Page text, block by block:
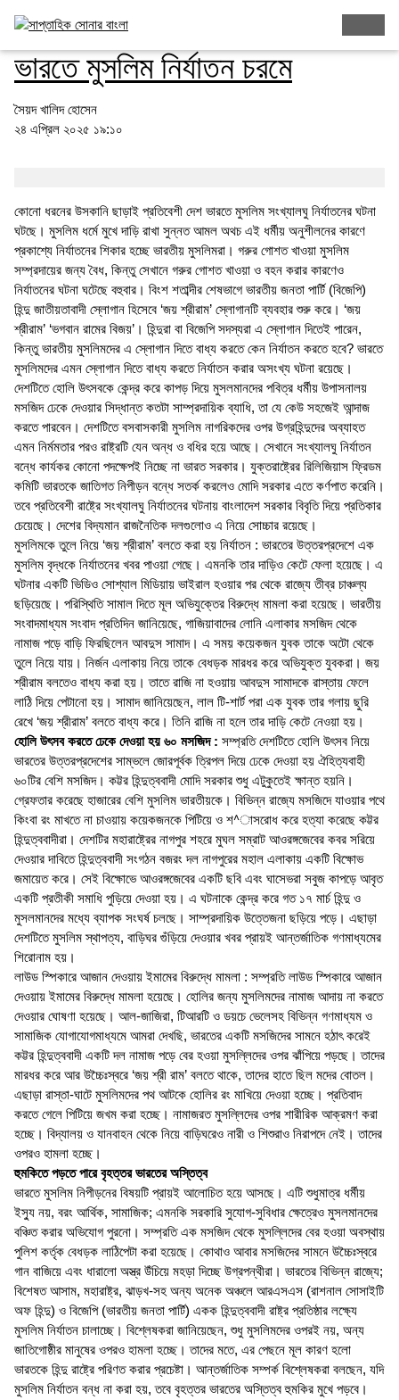
ঠুনকো অজুহাতে সংখ্যালঘু নির্মম নিপীড়ন
ভারতে মুসলিম নির্যাতন চরমে
সৈয়দ খালিদ হোসেন
২৪ এপ্রিল ২০২৫ ১৯:১০
কোনো ধরনের উসকানি ছাড়াই প্রতিবেশী দেশ ভারতে মুসলিম সংখ্যালঘু নির্যাতনের ঘটনা
ঘটছে। মুসলিম ধর্মে মুখে দাড়ি রাখা সুন্নত আমল অথচ এই ধর্মীয় অনুশীলনের কারণে
প্রকাশ্যে নির্যাতনের শিকার হচ্ছে ভারতীয় মুসলিমরা। গরুর গোশত খাওয়া মুসলিম
সম্প্রদায়ের জন্য বৈধ, কিন্তু সেখানে গরুর গোশত খাওয়া ও বহন করার কারণেও
নির্যাতনের ঘটনা ঘটেছে বহুবার। বিংশ শতাব্দীর শেষভাগে ভারতীয় জনতা পার্টি (বিজেপি)
হিন্দু জাতীয়তাবাদী স্লোগান হিসেবে ‘জয় শ্রীরাম’ স্লোগানটি ব্যবহার শুরু করে। ‘জয়
শ্রীরাম’ ‘ভগবান রামের বিজয়’। হিন্দুরা বা বিজেপি সদস্যরা এ স্লোগান দিতেই পারেন,
কিন্তু ভারতীয় মুসলিমদের এ স্লোগান দিতে বাধ্য করতে কেন নির্যাতন করতে হবে? ভারতে
মুসলিমদের এমন স্লোগান দিতে বাধ্য করতে নির্যাতন করার অসংখ্য ঘটনা রয়েছে।
দেশটিতে হোলি উৎসবকে কেন্দ্র করে কাপড় দিয়ে মুসলমানদের পবিত্র ধর্মীয় উপাসনালয়
মসজিদ ঢেকে দেওয়ার সিদ্ধান্ত কতটা সাম্প্রদায়িক ব্যাধি, তা যে কেউ সহজেই আন্দাজ
করতে পারবেন। দেশটিতে বসবাসকারী মুসলিম নাগরিকদের ওপর উগ্রহিন্দুদের অব্যাহত
এমন নির্মমতার পরও রাষ্ট্রটি যেন অন্ধ ও বধির হয়ে আছে। সেখানে সংখ্যালঘু নির্যাতন
বন্ধে কার্যকর কোনো পদক্ষেপই নিচ্ছে না ভারত সরকার। যুক্তরাষ্ট্রের রিলিজিয়াস ফ্রিডম
কমিটি ভারতকে জাতিগত নিপীড়ন বন্ধে সতর্ক করলেও মোদি সরকার এতে কর্ণপাত করেনি।
তবে প্রতিবেশী রাষ্ট্রে সংখ্যালঘু নির্যাতনের ঘটনায় বাংলাদেশ সরকার বিবৃতি দিয়ে প্রতিকার
চেয়েছে। দেশের বিদ্যমান রাজনৈতিক দলগুলোও এ নিয়ে সোচ্চার রয়েছে।
মুসলিমকে তুলে নিয়ে ‘জয় শ্রীরাম’ বলতে করা হয় নির্যাতন : ভারতের উত্তরপ্রদেশে এক
মুসলিম বৃদ্ধকে নির্যাতনের খবর পাওয়া গেছে। এমনকি তার দাড়িও কেটে ফেলা হয়েছে। এ
ঘটনার একটি ভিডিও সোশ্যাল মিডিয়ায় ভাইরাল হওয়ার পর থেকে রাজ্যে তীব্র চাঞ্চল্য
ছড়িয়েছে। পরিস্থিতি সামাল দিতে মূল অভিযুক্তের বিরুদ্ধে মামলা করা হয়েছে। ভারতীয়
সংবাদমাধ্যম সংবাদ প্রতিদিন জানিয়েছে, গাজিয়াবাদের লোনি এলাকার মসজিদ থেকে
নামাজ পড়ে বাড়ি ফিরছিলেন আবদুস সামাদ। এ সময় কয়েকজন যুবক তাকে অটো থেকে
তুলে নিয়ে যায়। নির্জন এলাকায় নিয়ে তাকে বেধড়ক মারধর করে অভিযুক্ত যুবকরা। জয়
শ্রীরাম বলতেও বাধ্য করা হয়। তাতে রাজি না হওয়ায় আবদুস সামাদকে রাস্তায় ফেলে
লাঠি দিয়ে পেটানো হয়। সামাদ জানিয়েছেন, লাল টি-শার্ট পরা এক যুবক তার গলায় ছুরি
রেখে ‘জয় শ্রীরাম’ বলতে বাধ্য করে। তিনি রাজি না হলে তার দাড়ি কেটে নেওয়া হয়।
হোলি উৎসব করতে ঢেকে দেওয়া হয় ৬০ মসজিদ : সম্প্রতি দেশটিতে হোলি উৎসব নিয়ে
ভারতের উত্তরপ্রদেশের সাম্ভলে জোরপূর্বক ত্রিপল দিয়ে ঢেকে দেওয়া হয় ঐহিত্যবাহী
৬০টির বেশি মসজিদ। কট্টর হিন্দুত্ববাদী মোদি সরকার শুধু এটুকুতেই ক্ষান্ত হয়নি।
গ্রেফতার করেছে হাজারের বেশি মুসলিম ভারতীয়কে। বিভিন্ন রাজ্যে মসজিদে যাওয়ার পথে
কিংবা রং মাখতে না চাওয়ায় কয়েকজনকে পিটিয়ে ও শ^াসরোধ করে হত্যা করেছে কট্টর
হিন্দুত্ববাদীরা। দেশটির মহারাষ্ট্রের নাগপুর শহরে মুঘল সম্রাট আওরঙ্গজেবের কবর সরিয়ে
দেওয়ার দাবিতে হিন্দুত্ববাদী সংগঠন বজরং দল নাগপুরের মহাল এলাকায় একটি বিক্ষোভ
জমায়েত করে। সেই বিক্ষোভে আওরঙ্গজেবের একটি ছবি এবং ঘাসেভরা সবুজ কাপড়ে আবৃত
একটি প্রতীকী সমাধি পুড়িয়ে দেওয়া হয়। এ ঘটনাকে কেন্দ্র করে গত ১৭ মার্চ হিন্দু ও
মুসলমানদের মধ্যে ব্যাপক সংঘর্ষ চলছে। সাম্প্রদায়িক উত্তেজনা ছড়িয়ে পড়ে। এছাড়া
দেশটিতে মুসলিম স্থাপত্য, বাড়িঘর গুঁড়িয়ে দেওয়ার খবর প্রায়ই আন্তর্জাতিক গণমাধ্যমের
শিরোনাম হয়।
লাউড স্পিকারে আজান দেওয়ায় ইমামের বিরুদ্ধে মামলা : সম্প্রতি লাউড স্পিকারে আজান
দেওয়ায় ইমামের বিরুদ্ধে মামলা হয়েছে। হোলির জন্য মুসলিমদের নামাজ আদায় না করতে
দেওয়ার ঘোষণা হয়েছে। আল-জাজিরা, টিআরটি ও ডয়চে ভেলেসহ বিভিন্ন গণমাধ্যম ও
সামাজিক যোগাযোগমাধ্যমে আমরা দেখছি, ভারতের একটি মসজিদের সামনে হঠাৎ করেই
কট্টর হিন্দুত্ববাদী একটি দল নামাজ পড়ে বের হওয়া মুসল্লিদের ওপর ঝাঁপিয়ে পড়ছে। তাদের
মারধর করে আর উচ্চৈঃস্বরে ‘জয় শ্রী রাম’ বলতে থাকে, তাদের হাতে ছিল মদের বোতল।
এছাড়া রাস্তা-ঘাটে মুসলিমদের পথ আটকে হোলির রং মাখিয়ে দেওয়া হচ্ছে। প্রতিবাদ
করতে গেলে পিটিয়ে জখম করা হচ্ছে। নামাজরত মুসল্লিদের ওপর শারীরিক আক্রমণ করা
হচ্ছে। বিদ্যালয় ও যানবাহন থেকে নিয়ে বাড়িঘরেও নারী ও শিশুরাও নিরাপদে নেই। তাদের
ওপরও হামলা হচ্ছে।
হুমকিতে পড়তে পারে বৃহত্তর ভারতের অস্তিত্ব
ভারতে মুসলিম নিপীড়নের বিষয়টি প্রায়ই আলোচিত হয়ে আসছে। এটি শুধুমাত্র ধর্মীয়
ইস্যু নয়, বরং আর্থিক, সামাজিক; এমনকি সরকারি সুযোগ-সুবিধার ক্ষেত্রেও মুসলমানদের
বঞ্চিত করার অভিযোগ পুরনো। সম্প্রতি এক মসজিদ থেকে মুসল্লিদের বের হওয়া অবস্থায়
পুলিশ কর্তৃক বেধড়ক লাঠিপেটা করা হয়েছে। কোথাও আবার মসজিদের সামনে উচ্চৈঃস্বরে
গান বাজিয়ে এবং ধারালো অস্ত্র উঁচিয়ে মহড়া দিচ্ছে উগ্রপন্থীরা। ভারতের বিভিন্ন রাজ্যে;
বিশেষত আসাম, মহারাষ্ট্র, ঝাড়খ-সহ অন্য অনেক অঞ্চলে আরএসএস (রাশনাল সোসাইটি
অফ হিন্দু) ও বিজেপি (ভারতীয় জনতা পার্টি) একক হিন্দুত্ববাদী রাষ্ট্র প্রতিষ্ঠার লক্ষ্যে
মুসলিম নির্যাতন চালাচ্ছে। বিশ্লেষকরা জানিয়েছেন, শুধু মুসলিমদের ওপরই নয়, অন্য
জাতিগোষ্ঠীর মানুষের ওপরও হামলা হচ্ছে। তাদের মতে, এর পেছনে মূল কারণ হলো
ভারতকে হিন্দু রাষ্ট্রে পরিণত করার প্রচেষ্টা। আন্তর্জাতিক সম্পর্ক বিশ্লেষকরা বলছেন, যদি
মুসলিম নির্যাতন বন্ধ না করা হয়, তবে বৃহত্তর ভারতের অস্তিত্ব হুমকির মুখে পড়বে।